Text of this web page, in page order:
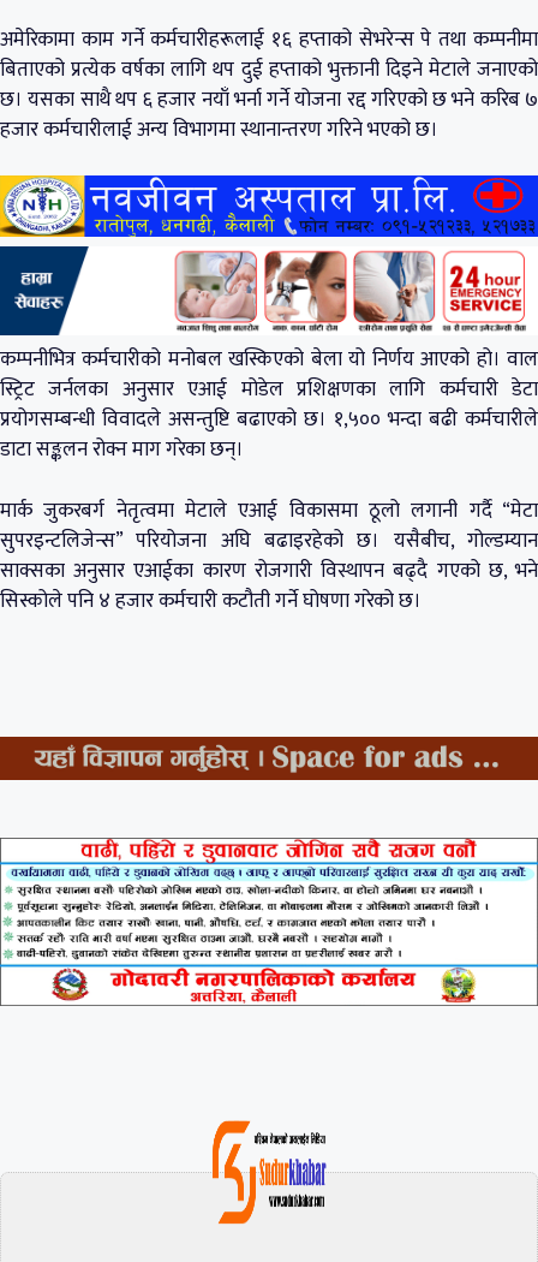
अमेरिकामा काम गर्ने कर्मचारीहरूलाई १६ हप्ताको सेभरेन्स पे तथा कम्पनीमा
बिताएको प्रत्येक वर्षका लागि थप दुई हप्ताको भुक्तानी दिइने मेटाले जनाएको
छ। यसका साथै थप ६ हजार नयाँ भर्ना गर्ने योजना रद्द गरिएको छ भने करिब ७
हजार कर्मचारीलाई अन्य विभागमा स्थानान्तरण गरिने भएको छ।
कम्पनीभित्र कर्मचारीको मनोबल खस्किएको बेला यो निर्णय आएको हो। वाल
स्ट्रिट जर्नलका अनुसार एआई मोडेल प्रशिक्षणका लागि कर्मचारी डेटा
प्रयोगसम्बन्धी विवादले असन्तुष्टि बढाएको छ। १,५०० भन्दा बढी कर्मचारीले
डाटा सङ्कलन रोक्न माग गरेका छन्।
मार्क जुकरबर्ग नेतृत्वमा मेटाले एआई विकासमा ठूलो लगानी गर्दै “मेटा
सुपरइन्टलिजेन्स” परियोजना अघि बढाइरहेको छ। यसैबीच, गोल्डम्यान
साक्सका अनुसार एआईका कारण रोजगारी विस्थापन बढ्दै गएको छ, भने
सिस्कोले पनि ४ हजार कर्मचारी कटौती गर्ने घोषणा गरेको छ।